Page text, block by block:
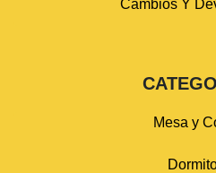
Cambios Y
Mesa y